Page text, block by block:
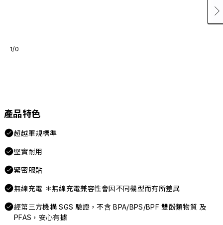
1/0
產品特色
超越軍規標準
堅實耐用
緊密服貼
無線充電 ＊無線充電兼容性會因不同機型而有所差異
經第三方機構 SGS 驗證，不含 BPA/BPS/BPF 雙酚類物質 及
PFAS，安心有據